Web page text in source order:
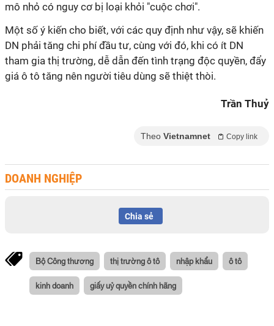
mô nhỏ có nguy cơ bị loại khỏi "cuộc chơi".
Một số ý kiến cho biết, với các quy định như vậy, sẽ khiến
DN phải tăng chi phí đầu tư, cùng với đó, khi có ít DN
tham gia thị trường, dễ dẫn đến tình trạng độc quyền, đẩy
giá ô tô tăng nên người tiêu dùng sẽ thiệt thòi.
Trần Thuỷ
Theo Vietnamnet Copy link
DOANH NGHIỆP
Chia sẻ
Bộ Công thương thị trường ô tô nhập khẩu ô tô
kinh doanh giấy uỷ quyền chính hãng